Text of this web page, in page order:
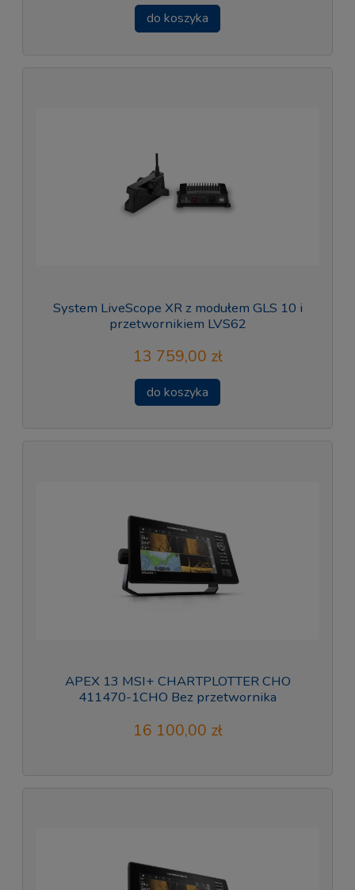
do koszyka
System LiveScope XR z modułem GLS 10 i
przetwornikiem LVS62
13 759,00 zł
do koszyka
APEX 13 MSI+ CHARTPLOTTER CHO
411470-1CHO Bez przetwornika
16 100,00 zł